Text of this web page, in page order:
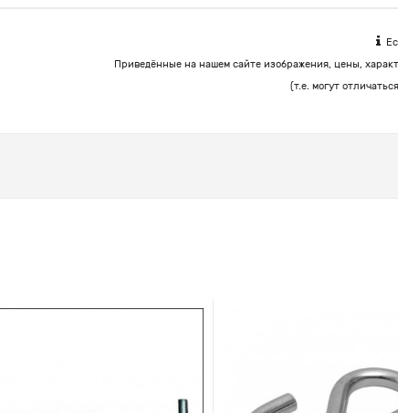
Приведённые на нашем сайте изображения, цены,
(т.е. могут